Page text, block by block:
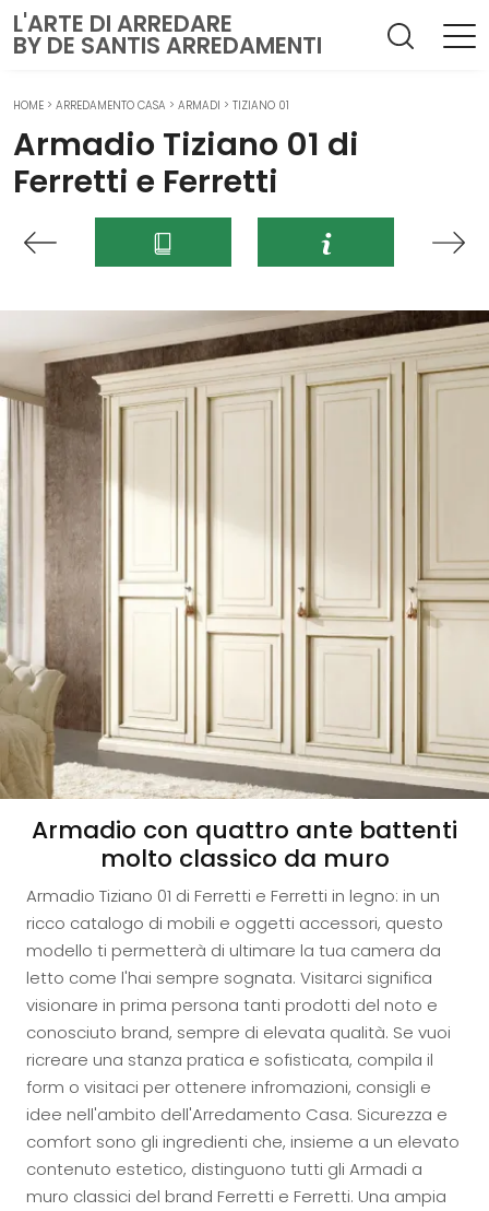
L'ARTE DI ARREDARE
BY DE SANTIS ARREDAMENTI
HOME > ARREDAMENTO CASA > ARMADI > TIZIANO 01
Armadio Tiziano 01 di
Ferretti e Ferretti
Armadio con quattro ante battenti
molto classico da muro
Armadio Tiziano 01 di Ferretti e Ferretti in legno: in un
ricco catalogo di mobili e oggetti accessori, questo
modello ti permetterà di ultimare la tua camera da
letto come l'hai sempre sognata. Visitarci significa
visionare in prima persona tanti prodotti del noto e
conosciuto brand, sempre di elevata qualità. Se vuoi
ricreare una stanza pratica e sofisticata, compila il
form o visitaci per ottenere infromazioni, consigli e
idee nell'ambito dell'Arredamento Casa. Sicurezza e
comfort sono gli ingredienti che, insieme a un elevato
contenuto estetico, distinguono tutti gli Armadi a
muro classici del brand Ferretti e Ferretti. Una ampia